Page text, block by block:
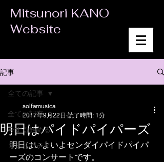
Mitsunori KANO
Website
記事
全ての記事
今すぐ始める
コミュニティ
全ての記事
明日はパイドパイパーズ
solfamusica
2017年9月22日 読了時間: 1分
明日はいよいよセンダイパイドパイパ
ーズのコンサートです。